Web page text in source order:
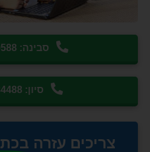
סבינה: 054-6309588
סיון: 052-8284488
צריכים עזרה